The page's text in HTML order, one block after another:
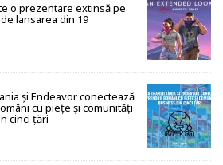
o prezentare extinsă pe
lansarea din 19
și Endeavor conectează
cu piețe și comunități
cinci țări